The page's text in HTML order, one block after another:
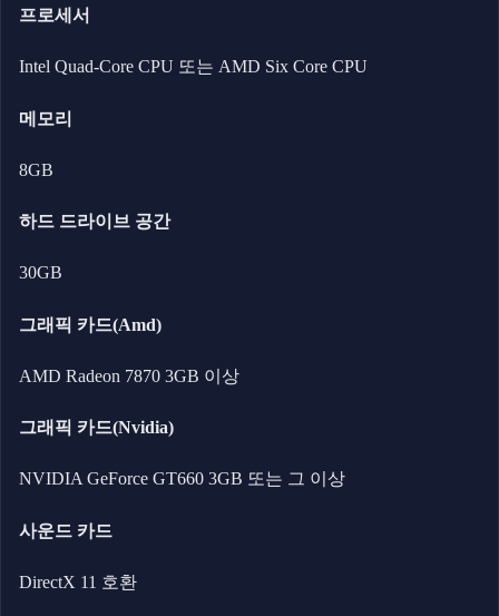
프로세서
Intel Quad-Core CPU 또는 AMD Six Core CPU
메모리
8GB
하드 드라이브 공간
30GB
그래픽 카드(Amd)
AMD Radeon 7870 3GB 이상
그래픽 카드(Nvidia)
NVIDIA GeForce GT660 3GB 또는 그 이상
사운드 카드
DirectX 11 호환